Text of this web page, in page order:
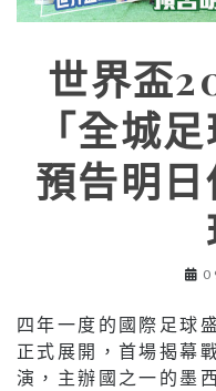
世界盃
「全城
預告明
四年一度的國際足球
正式展開，首場揭幕
演，主辦國之一的墨